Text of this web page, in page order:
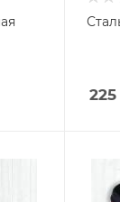
225